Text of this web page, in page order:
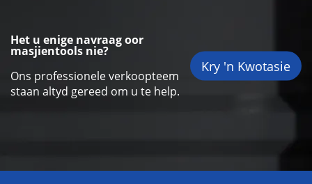
Het u enige navraag oor
masjientools nie?
Ons professionele verkoopteem
staan altyd gereed om u te help.
Kry 'n Kwotasie